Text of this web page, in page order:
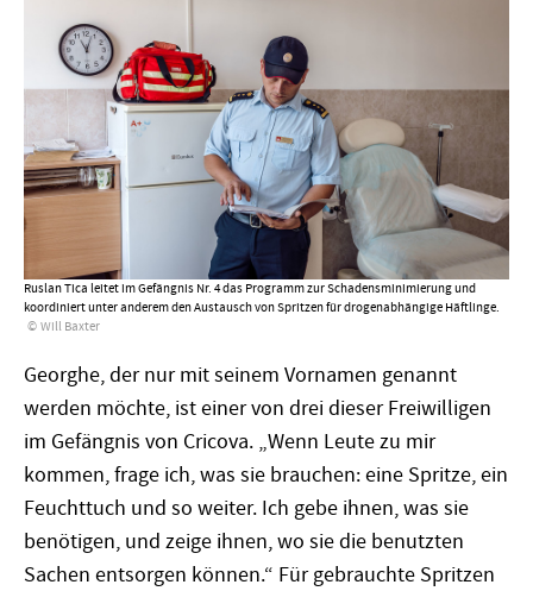
Ruslan Tica leitet im Gefängnis Nr. 4 das Programm zur Schadens­minimierung und
koordiniert unter anderem den Austausch von Spritzen für drogenabhängige Häftlinge.
Will Baxter
Georghe, der nur mit seinem Vornamen genannt
werden möchte, ist einer von drei dieser Freiwilligen
im Gefängnis von Cricova. „Wenn Leute zu mir
kommen, frage ich, was sie brauchen: eine Spritze, ein
Feuchttuch und so weiter. Ich gebe ihnen, was sie
benötigen, und zeige ihnen, wo sie die benutzten
Sachen entsorgen können.“ Für gebrauchte Spritzen